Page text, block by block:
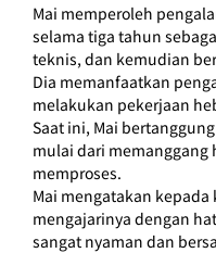
Mai memperoleh
selama tiga tahun
teknis, dan kemudian
Dia memanfaatkan
melakukan pekerjaan
Saat ini, Mai
mulai dari memanggang
memproses.
Mai mengatakan
mengajarinya dengan
sangat nyaman dan